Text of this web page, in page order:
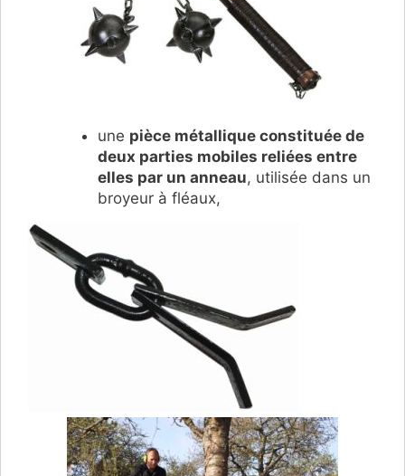
une pièce métallique constituée de
deux parties mobiles reliées entre
elles par un anneau, utilisée dans un
broyeur à fléaux,